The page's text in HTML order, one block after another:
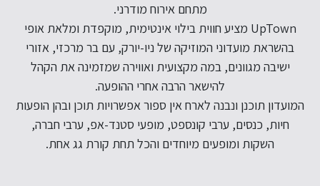
מתחם אירוח מודרני.
UpTown מציע חווית בילוי אינטימית, מוקפדת ומלאת אופי
בהשראת מועדוני המוזיקה של ניו-יורק, עם בר מרכזי, אזורי
ישיבה מגוונים, במה מקצועית ואווירה שמזמינה את הקהל
להישאר הרבה אחרי ההופעה.
המועדון תוכנן ונבנה לארח אין ספור אפשרויות תוכן ובהן הופעות
חיות, כנסים, ערבי קונספט, מופעי סטנד-אפ, ערבי חברה,
השקות ומופעים מיוחדים והכל תחת קורת גג אחת.